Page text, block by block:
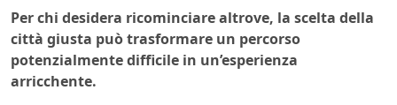
Per chi desidera ricominciare altrove, la scelta della
città giusta può trasformare un percorso
potenzialmente difficile in un’esperienza
arricchente.